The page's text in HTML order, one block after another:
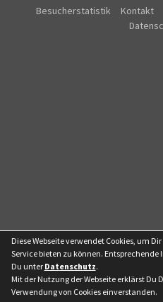
Team
Stadt Galerie
Vogtlandklasse
Besucherstatistik Kontakt
Diese Webseite verwendet Cookies, um
Service bieten zu können.
Du unter Datenschutz.
Mit der Nutzung der Webseite erklärst Du
Verwendung von Cookies einverstanden.